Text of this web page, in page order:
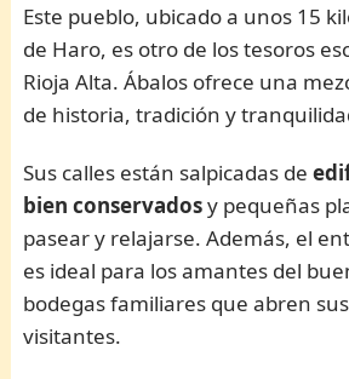
Este pueblo, ubicado a unos 15
de Haro, es otro de los tesoros
Rioja Alta. Ábalos ofrece una
de historia, tradición y
Sus calles están salpicadas de
bien conservadosy pequeñas
pasear y relajarse. Además, el
es ideal para los amantes del
bodegas familiares que abren
visitantes.